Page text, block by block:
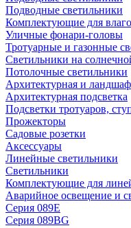
Подводные светильники
Комплектующие для
Уличные фонари-головы
Тротуарные и газонные
Светильники на
Потолочные светильники
Архитектурная и
Архитектурная подсветка
Подсветки тротуаров,
Прожекторы
Садовые розетки
Аксессуары
Линейные светильники
Светильники
Комплектующие для
Аварийное освещение и
Серия 089E
Серия 089BG